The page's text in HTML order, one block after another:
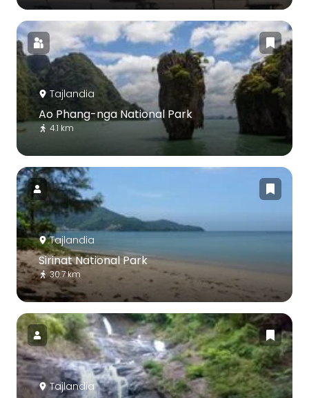
Tajlandia
Ao Phang-nga National Park
4.1 km
Tajlandia
Sirinat National Park
30.7 km
Tajlandia